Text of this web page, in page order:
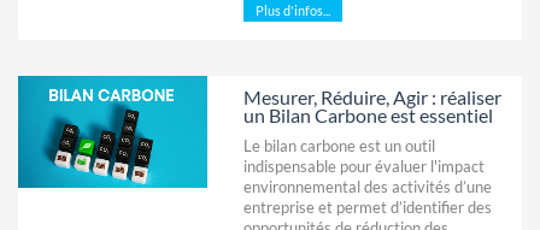
Plus d'infos...
Mesurer, Réduire, Agir : réaliser
un Bilan Carbone est essentiel
Le bilan carbone est un outil
indispensable pour évaluer l'impact
environnemental des activités d’une
entreprise et permet d’identifier des